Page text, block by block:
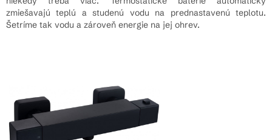
zmiešavajú teplú a studenú vodu na prednastavenú teplotu.
Šetríme tak vodu a zároveň energie na jej ohrev.